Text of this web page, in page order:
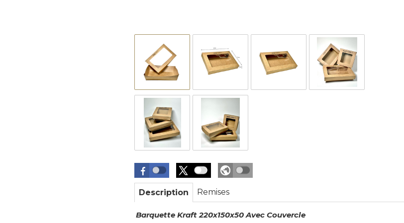
Description Remises
Barquette Kraft 220x150x50 Avec Couvercle